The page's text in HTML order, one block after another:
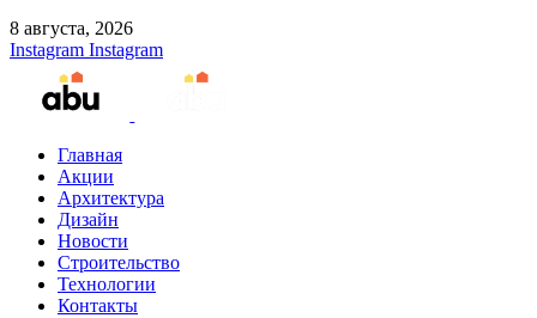
8 августа, 2026
Instagram Instagram
Главная
Акции
Архитектура
Дизайн
Новости
Строительство
Технологии
Контакты